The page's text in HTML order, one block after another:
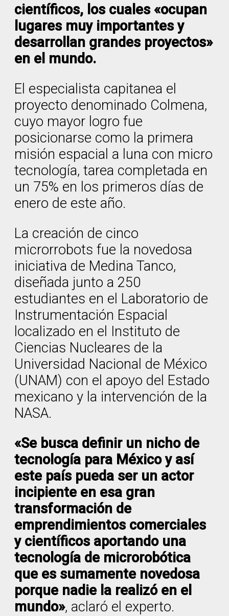
científicos, los cuales «ocupan
lugares muy importantes y
desarrollan grandes proyectos»
en el mundo.
El especialista capitanea el
proyecto denominado Colmena,
cuyo mayor logro fue
posicionarse como la primera
misión espacial a luna con micro
tecnología, tarea completada en
un 75% en los primeros días de
enero de este año.
La creación de cinco
microrrobots fue la novedosa
iniciativa de Medina Tanco,
diseñada junto a 250
estudiantes en el Laboratorio de
Instrumentación Espacial
localizado en el Instituto de
Ciencias Nucleares de la
Universidad Nacional de México
(UNAM) con el apoyo del Estado
mexicano y la intervención de la
NASA.
«Se busca definir un nicho de
tecnología para México y así
este país pueda ser un actor
incipiente en esa gran
transformación de
emprendimientos comerciales
y científicos aportando una
tecnología de microrobótica
que es sumamente novedosa
porque nadie la realizó en el
mundo», aclaró el experto.